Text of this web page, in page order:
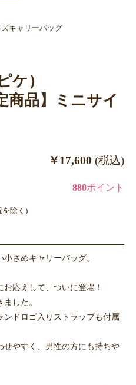
キャリーバッグ
ケ）
商品】ミニサイ
￥17,600 (税込)
880ポイント
を除く)
さめキャリーバッグ。
応えして、ついに登場！
した。
ドロゴ入りストラップも付属
やすく、男性の方にも持ちや